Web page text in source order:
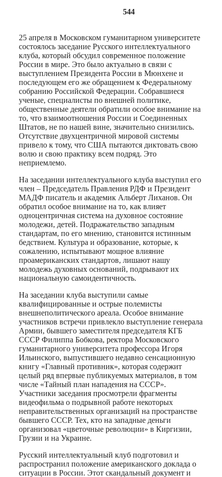
544
25 апреля в Московском гуманитарном университете
состоялось заседание Русского интеллектуального
клуба, который обсудил современное положение
России в мире. Это было актуально в связи с
выступлением Президента России в Мюнхене и
последующем его же обращением к Федеральному
собранию Российской Федерации. Собравшиеся
ученые, специалисты по внешней политике,
общественные деятели обратили особое внимание на
то, что взаимоотношения России и Соединенных
Штатов, не по нашей вине, значительно снизились.
Отсутствие двухцентричной мировой системы
привело к тому, что США пытаются диктовать свою
волю и свою практику всем подряд. Это
неприемлемо.
На заседании интеллектуального клуба выступил его
член – Председатель Правления РДФ и Президент
МАДФ писатель и академик Альберт Лиханов. Он
обратил особое внимание на то, как влияет
одноцентричная система на духовное состояние
молодежи, детей. Подражательство западным
стандартам, по его мнению, становится истинным
бедствием. Культура и образование, которые, к
сожалению, испытывают мощное влияние
проамериканских стандартов, лишают нашу
молодежь духовных оснований, подрывают их
национальную самоидентичность.
На заседании клуба выступили самые
квалифицированные и острые полемисты
внешнеполитического ареала. Особое внимание
участников встречи привлекло выступление генерала
Армии, бывшего заместителя председателя КГБ
СССР Филиппа Бобкова, ректора Московского
гуманитарного университета профессора Игоря
Ильинского, выпустившего недавно сенсационную
книгу «Главный противник», которая содержит
целый ряд впервые публикуемых материалов, в том
числе «Тайный план нападения на СССР».
Участники заседания просмотрели фрагменты
видеофильма о подрывной работе некоторых
неправительственных организаций на пространстве
бывшего СССР. Тех, кто на западные деньги
организовал «цветочные революции» в Киргизии,
Грузии и на Украине.
Русский интеллектуальный клуб подготовил и
распространил положение американского доклада о
ситуации в России. Этот скандальный документ и